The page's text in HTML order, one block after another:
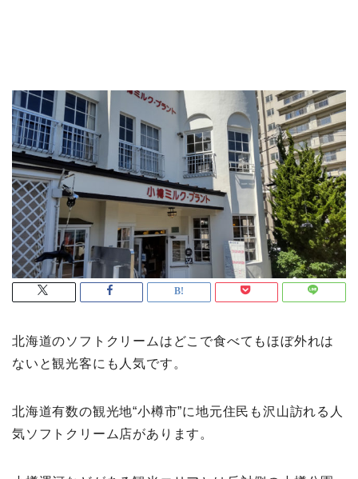
北海道のソフトクリームはどこで食べてもほぼ外れは
ないと観光客にも人気です。
北海道有数の観光地“小樽市”に地元住民も沢山訪れる人
気ソフトクリーム店があります。